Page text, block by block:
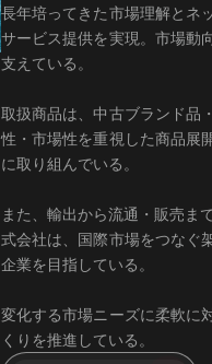
長年培ってきた市場理解とネ
サービス提供を実現。市場動
支えている。
取扱商品は、中古ブランド品
性・市場性を重視した商品展
に取り組んでいる。
また、輸出から流通・販売ま
式会社は、国際市場をつなぐ
企業を目指している。
変化する市場ニーズに柔軟に
くりを推進している。